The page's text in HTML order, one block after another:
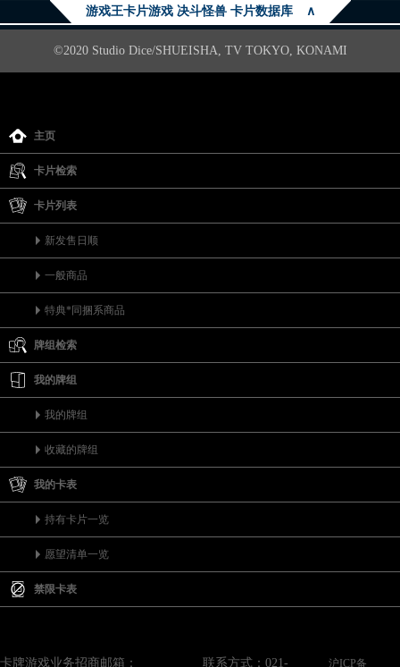
游戏王卡片游戏 决斗怪兽 卡片数据库 ∧
©2020 Studio Dice/SHUEISHA, TV TOKYO, KONAMI
主页
卡片检索
卡片列表
新发售日顺
一般商品
特典*同捆系商品
牌组检索
我的牌组
我的牌组
收藏的牌组
我的卡表
持有卡片一览
愿望清单一览
禁限卡表
卡牌游戏业务招商邮箱： 联系方式：021- 沪ICP备